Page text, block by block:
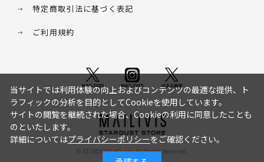
特定商取引法に基づく表記
ご利用規約
© STARDUST HD. inc. All Rights Reserved.
当サイトでは利用体験の向上およびコンテンツの最適な提供、ト
ラフィックの分析を目的としてCookieを使用しています。
サイトの閲覧を継続された場合、Cookieの利用に同意したことも
のといたします。
詳細についてはプライバシーポリシーをご確認ください。